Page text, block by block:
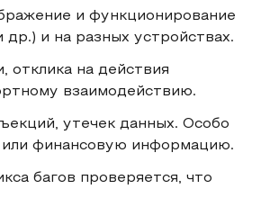
и функционирование
и на разных устройствах.
отклика на действия
взаимодействию.
утечек данных. Особо
финансовую информацию.
багов проверяется, что